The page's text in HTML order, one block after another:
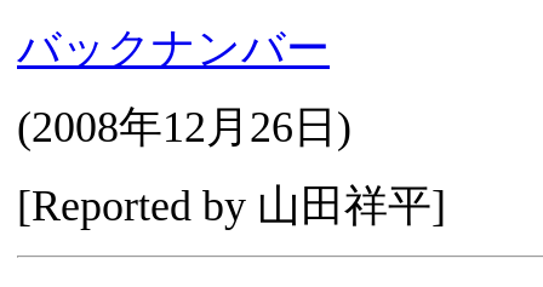
バックナンバー
(2008年12月26日 )
[Reported by 山田祥平]